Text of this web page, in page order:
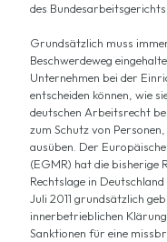
des Bundesarbeitsgerichts
Grundsätzlich muss
Beschwerdeweg
Unternehmen bei der
entscheiden können, wie
deutschen Arbeitsrecht
zum Schutz von
ausüben. Der
(EGMR) hat die bisherige
Rechtslage in
Juli 2011 grundsätzlich
innerbetrieblichen
Sanktionen für eine